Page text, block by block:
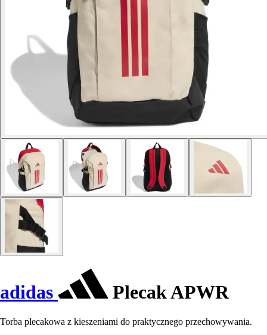
adidas Plecak APWR
Torba plecakowa z kieszeniami do praktycznego przechowywania.